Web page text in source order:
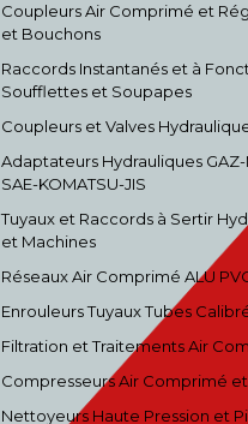
Coupleurs Air Comprimé et
et Bouchons
Raccords Instantanés et à
Soufflettes et Soupapes
Coupleurs et Valves
Adaptateurs Hydrauliques GAZ-
SAE-KOMATSU-JIS
Tuyaux et Raccords à Sertir
et Machines
Réseaux Air Comprimé ALU
Enrouleurs Tuyaux Tubes
Filtration et Traitements Air
Compresseurs Air Comprimé
Nettoyeurs Haute Pression et